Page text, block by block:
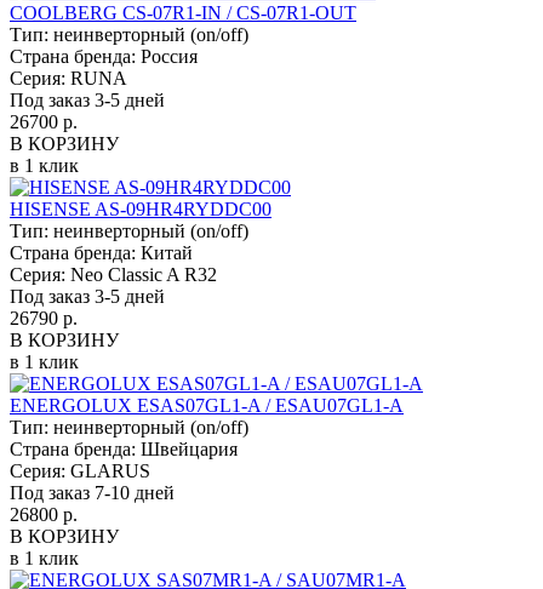
COOLBERG CS-07R1-IN / CS-07R1-OUT
Тип: неинверторный (on/off)
Страна бренда: Россия
Серия: RUNA
Под заказ 3-5 дней
26700 р.
В КОРЗИНУ
в 1 клик
HISENSE AS-09HR4RYDDC00
Тип: неинверторный (on/off)
Страна бренда: Китай
Серия: Neo Classic A R32
Под заказ 3-5 дней
26790 р.
В КОРЗИНУ
в 1 клик
ENERGOLUX ESAS07GL1-A / ESAU07GL1-A
Тип: неинверторный (on/off)
Страна бренда: Швейцария
Серия: GLARUS
Под заказ 7-10 дней
26800 р.
В КОРЗИНУ
в 1 клик